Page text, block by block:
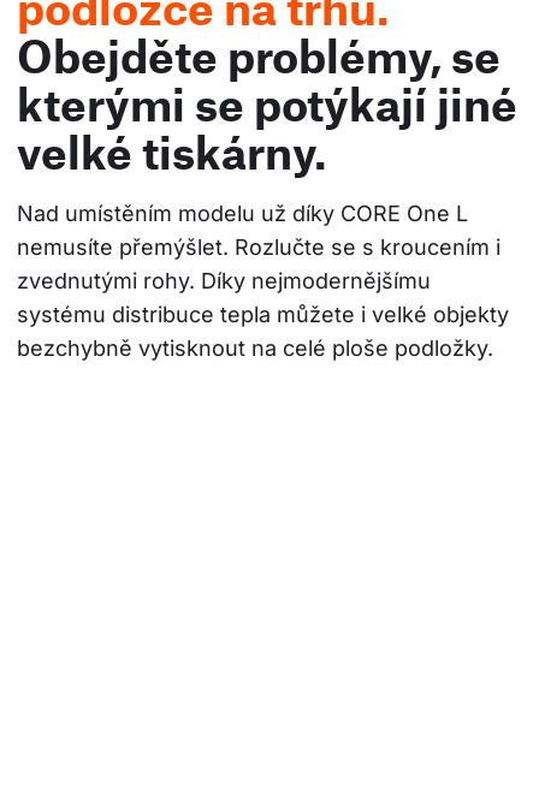
Obejděte problémy, se
kterými se potýkají jiné
velké tiskárny.
Nad umístěním modelu už díky CORE One L
nemusíte přemýšlet. Rozlučte se s kroucením i
zvednutými rohy. Díky nejmodernějšímu
systému distribuce tepla můžete i velké objekty
bezchybně vytisknout na celé ploše podložky.